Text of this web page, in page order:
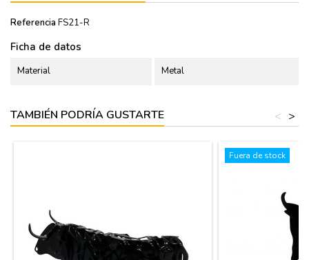
Referencia FS21-R
Ficha de datos
Material Metal
TAMBIÉN PODRÍA GUSTARTE >
<
Fuera de stock